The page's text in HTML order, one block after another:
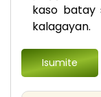
kaso
kalagayan.